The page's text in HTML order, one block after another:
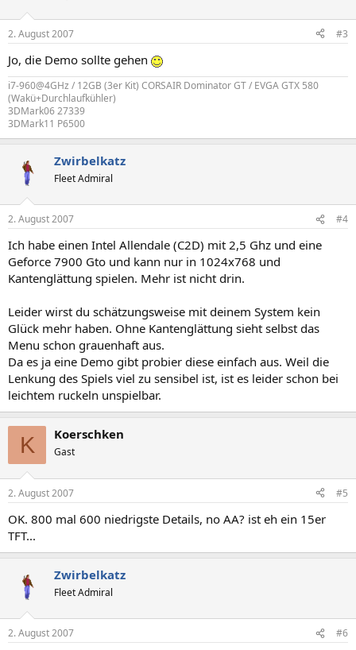
2. August 2007 #3
Jo, die Demo sollte gehen
i7-960@4GHz / 12GB (3er Kit) CORSAIR Dominator GT / EVGA GTX 580
(Wakü+Durchlaufkühler)
3DMark06 27339
3DMark11 P6500
Zwirbelkatz
Fleet Admiral
2. August 2007 #4
Ich habe einen Intel Allendale (C2D) mit 2,5 Ghz und eine
Geforce 7900 Gto und kann nur in 1024x768 und
Kantenglättung spielen. Mehr ist nicht drin.
Leider wirst du schätzungsweise mit deinem System kein
Glück mehr haben. Ohne Kantenglättung sieht selbst das
Menu schon grauenhaft aus.
Da es ja eine Demo gibt probier diese einfach aus. Weil die
Lenkung des Spiels viel zu sensibel ist, ist es leider schon bei
leichtem ruckeln unspielbar.
K Koerschken
Gast
2. August 2007 #5
OK. 800 mal 600 niedrigste Details, no AA? ist eh ein 15er
TFT...
Zwirbelkatz
Fleet Admiral
2. August 2007 #6